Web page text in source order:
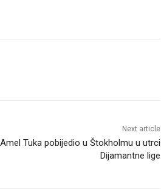
Next article
Tuka pobijedio u Štokholmu u utrci
Dijamantne lige